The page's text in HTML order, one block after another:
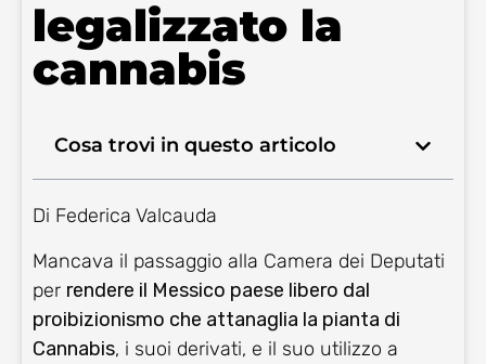
legalizzato la
cannabis
Cosa trovi in questo articolo
Di Federica Valcauda
Mancava il passaggio alla Camera dei Deputati
per rendere il Messico paese libero dal
proibizionismo che attanaglia la pianta di
Cannabis, i suoi derivati, e il suo utilizzo a